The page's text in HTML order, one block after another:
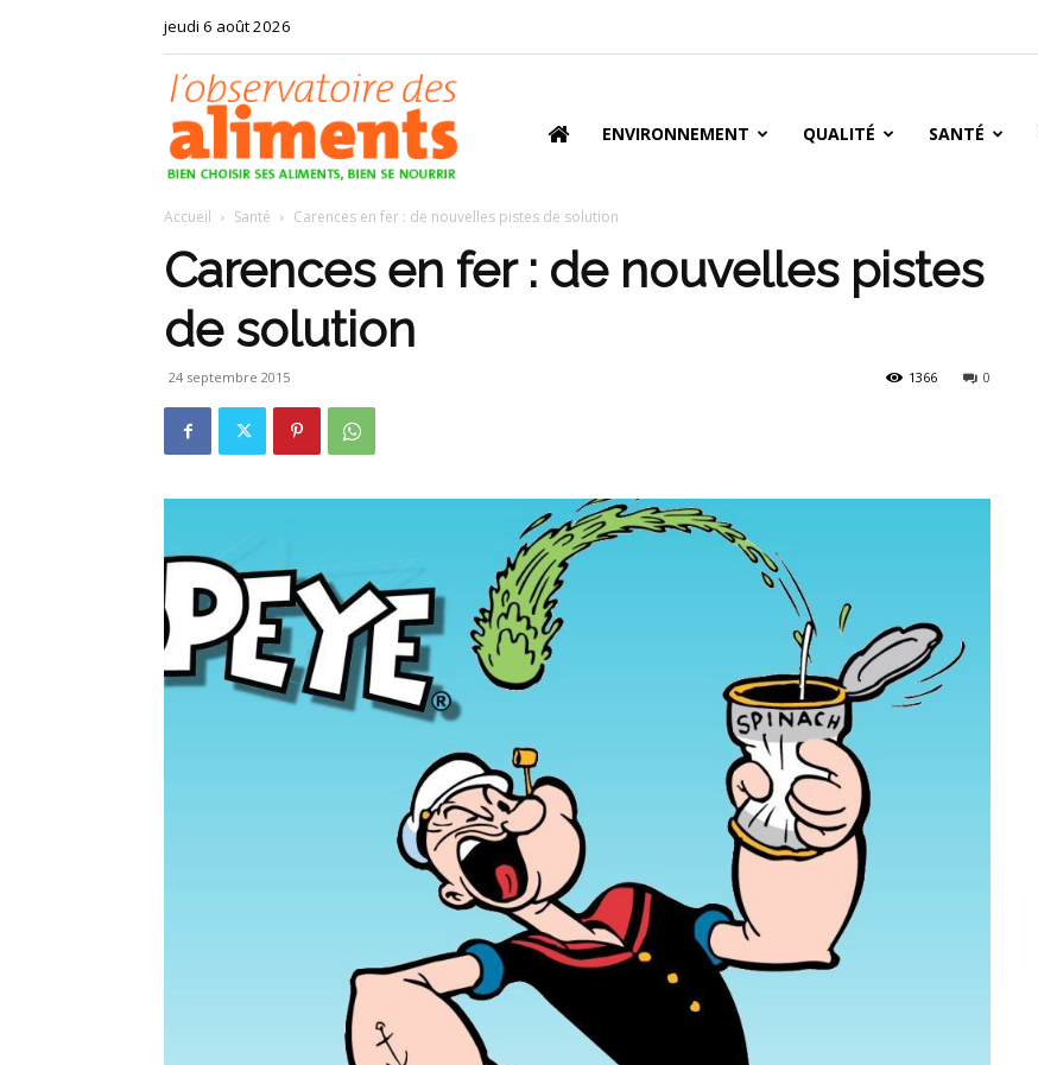
jeudi 6 août 2026
ENVIRONNEMENT QUALITÉ SANTÉ
Accueil Santé Carences en fer : de nouvelles pistes de solution
Carences en fer : de nouvelles pistes
de solution
24 septembre 2015 0
1366